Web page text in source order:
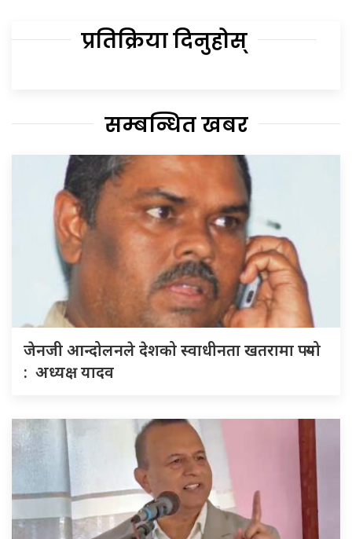
प्रतिक्रिया दिनुहोस्
सम्बन्धित खबर
जेनजी आन्दोलनले देशको स्वाधीनता खतरामा पर्‍यो
: अध्यक्ष यादव